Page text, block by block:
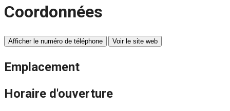
Coordonnées
Afficher le numéro de téléphone Voir le site web
Emplacement
Horaire d'ouverture